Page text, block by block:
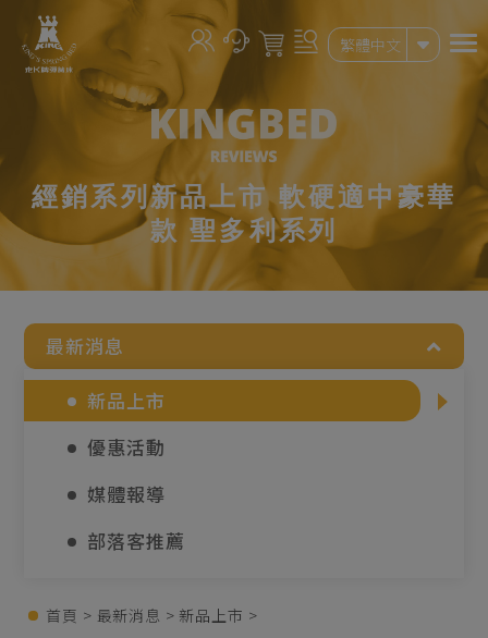
繁體中文
經銷系列新品上市 軟硬適中豪華
款 聖多利系列
最新消息
新品上市
優惠活動
媒體報導
部落客推薦
首頁 最新消息
新品上市
Cookie管理面板